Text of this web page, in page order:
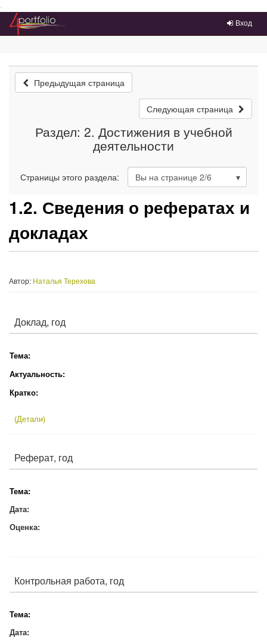
Преейти на главное меню
Вход
Предыдущая страница
Следующая страница
Раздел: 2. Достижения в учебной
деятельности
Страницы этого раздела: Вы на странице 2/6
1.2. Сведения о рефератах и
докладах
Автор: Наталья Терехова
Доклад, год
Тема:
Актуальность:
Кратко:
(Детали)
Реферат, год
Тема:
Дата:
Оценка:
Контрольная работа, год
Тема:
Дата: